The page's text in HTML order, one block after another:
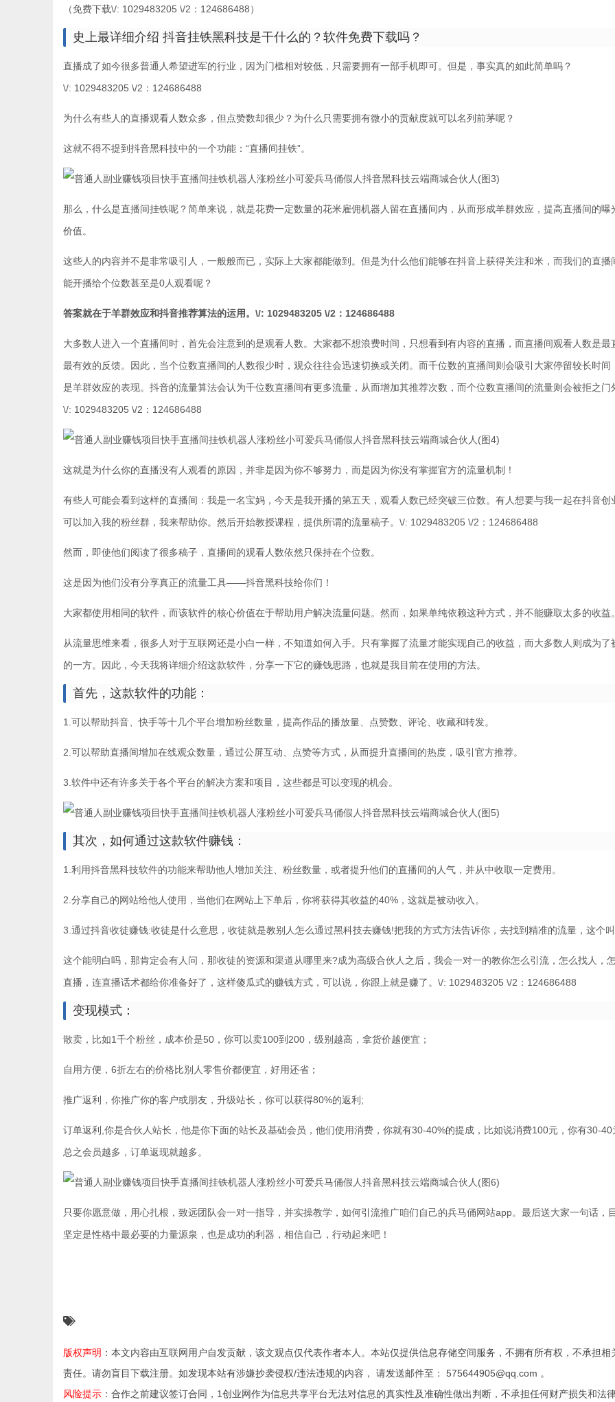
（免费下载\/: 1029483205 \/2：124686488）
史上最详细介绍 抖音挂铁黑科技是干什么的？软件免费下载吗？
直播成了如今很多普通人希望进军的行业，因为门槛相对较低，只需要拥有一部手机即可。但是，事实真的如此简单吗？
\/: 1029483205 \/2：124686488
为什么有些人的直播观看人数众多，但点赞数却很少？为什么只需要拥有微小的贡献度就可以名列前茅呢？
这就不得不提到抖音黑科技中的一个功能：“直播间挂铁”。
那么，什么是直播间挂铁呢？简单来说，就是花费一定数量的花米雇佣机器人留在直播间内，从而形成羊群效应，提高直播间的曝
价值。
这些人的内容并不是非常吸引人，一般般而已，实际上大家都能做到。但是为什么他们能够在抖音上获得关注和米，而我们的直播
能开播给个位数甚至是0人观看呢？
答案就在于羊群效应和抖音推荐算法的运用。\/: 1029483205 \/2：124686488
大多数人进入一个直播间时，首先会注意到的是观看人数。大家都不想浪费时间，只想看到有内容的直播，而直播间观看人数是最
最有效的反馈。因此，当个位数直播间的人数很少时，观众往往会迅速切换或关闭。而千位数的直播间则会吸引大家停留较长时间
是羊群效应的表现。抖音的流量算法会认为千位数直播间有更多流量，从而增加其推荐次数，而个位数直播间的流量则会被拒之门
\/: 1029483205 \/2：124686488
这就是为什么你的直播没有人观看的原因，并非是因为你不够努力，而是因为你没有掌握官方的流量机制！
有些人可能会看到这样的直播间：我是一名宝妈，今天是我开播的第五天，观看人数已经突破三位数。有人想要与我一起在抖音创
可以加入我的粉丝群，我来帮助你。然后开始教授课程，提供所谓的流量稿子。\/: 1029483205 \/2：124686488
然而，即使他们阅读了很多稿子，直播间的观看人数依然只保持在个位数。
这是因为他们没有分享真正的流量工具——抖音黑科技给你们！
大家都使用相同的软件，而该软件的核心价值在于帮助用户解决流量问题。然而，如果单纯依赖这种方式，并不能赚取太多的收益。
从流量思维来看，很多人对于互联网还是小白一样，不知道如何入手。只有掌握了流量才能实现自己的收益，而大多数人则成为了
的一方。因此，今天我将详细介绍这款软件，分享一下它的赚钱思路，也就是我目前在使用的方法。
首先，这款软件的功能：
1.可以帮助抖音、快手等十几个平台增加粉丝数量，提高作品的播放量、点赞数、评论、收藏和转发。
2.可以帮助直播间增加在线观众数量，通过公屏互动、点赞等方式，从而提升直播间的热度，吸引官方推荐。
3.软件中还有许多关于各个平台的解决方案和项目，这些都是可以变现的机会。
其次，如何通过这款软件赚钱：
1.利用抖音黑科技软件的功能来帮助他人增加关注、粉丝数量，或者提升他们的直播间的人气，并从中收取一定费用。
2.分享自己的网站给他人使用，当他们在网站上下单后，你将获得其收益的40%，这就是被动收入。
3.通过抖音收徒赚钱:收徒是什么意思，收徒就是教别人怎么通过黑科技去赚钱!把我的方式方法告诉你，去找到精准的流量，这个
这个能明白吗，那肯定会有人问，那收徒的资源和渠道从哪里来?成为高级合伙人之后，我会一对一的教你怎么引流，怎么找人，
直播，连直播话术都给你准备好了，这样傻瓜式的赚钱方式，可以说，你跟上就是赚了。\/: 1029483205 \/2：124686488
变现模式：
散卖，比如1千个粉丝，成本价是50，你可以卖100到200，级别越高，拿货价越便宜；
自用方便，6折左右的价格比别人零售价都便宜，好用还省；
推广返利，你推广你的客户或朋友，升级站长，你可以获得80%的返利;
订单返利,你是合伙人站长，他是你下面的站长及基础会员，他们使用消费，你就有30-40%的提成，比如说消费100元，你有30-40
总之会员越多，订单返现就越多。
只要你愿意做，用心扎根，致远团队会一对一指导，并实操教学，如何引流推广咱们自己的兵马俑网站app。最后送大家一句话，
坚定是性格中最必要的力量源泉，也是成功的利器，相信自己，行动起来吧！
版权声明 ：本文内容由互联网用户自发贡献，该文观点仅代表作者本人。本站仅提供信息存储空间服务，不拥有所有权，不承担相
责任。请勿盲目下载注册。如发现本站有涉嫌抄袭侵权/违法违规的内容， 请发送邮件至： 575644905@qq.com 。
风险提示 ：合作之前建议签订合同，1创业网作为信息共享平台无法对信息的真实性及准确性做出判断，不承担任何财产损失和法